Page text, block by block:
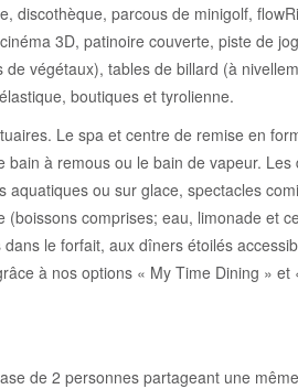
discothèque, parcous de minigolf,
3D, patinoire couverte, piste de
végétaux), tables de billard (à
boutiques et tyrolienne.
Le spa et centre de remise en
à remous ou le bain de vapeur.
ou sur glace, spectacles
comprises; eau, limonade et
le forfait, aux dîners étoilés
à nos options « My Time Dining » et
de 2 personnes partageant une